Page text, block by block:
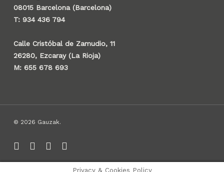
08015 Barcelona (Barcelona)
T: 934 436 794
Calle Cristóbal de Zamudio, 11
26280, Ezcaray (La Rioja)
M: 655 678 693
© 2026 Gauzak.
linkedininstagrambehancewhatsapp
Privacy & Cookies Policy